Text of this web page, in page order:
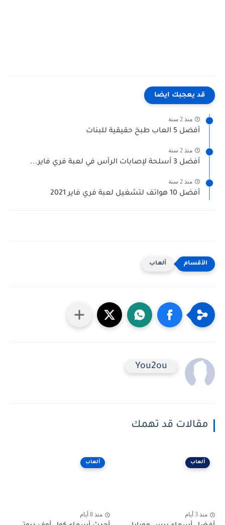
قد يعجبك ايضا
منذ 2 سنة
أفضل 5 العاب طبخ حقيقية للبنات
منذ 2 سنة
أفضل 3 أسلحة لإصابات الرأس في لعبة فري فاير...
منذ 2 سنة
أفضل 10 هواتف لتشغيل لعبة فري فاير 2021
ألعاب
You2ou
مقالات قد تهمك
ألعاب
منذ 3 أيام
ألعاب
منذ 8 أيام